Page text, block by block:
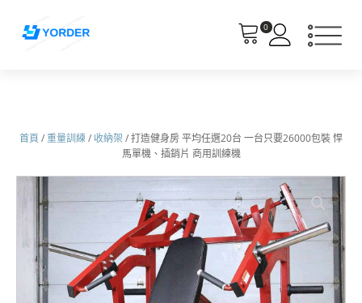
0
首頁 /重量訓練/ 收納架 / 打造健身房 平均任選20台 一台只要26000包裝 悍
馬單機、插銷片 商用訓練機